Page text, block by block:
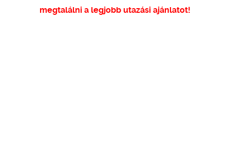
megtalálni a legjobb utazási ajánlatot!